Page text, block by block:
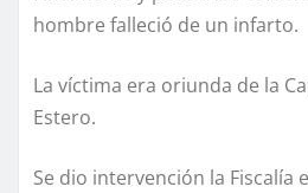
hombre falleció de un infarto.
La víctima era oriunda de la
Estero.
Se dio intervención la Fiscalía